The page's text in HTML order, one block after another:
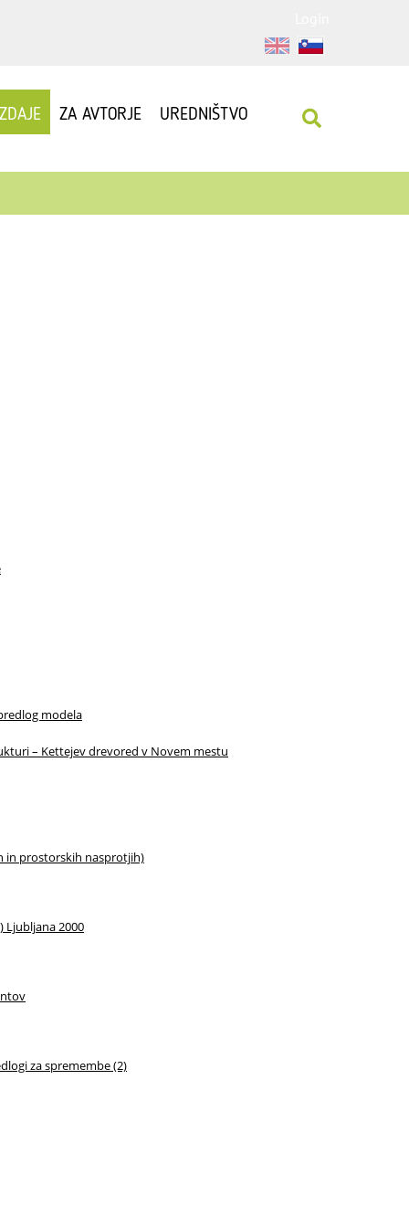
ZA AVTORJE UREDNIŠTVO
modela
– Kettejev drevored v Novem mestu
in prostorskih nasprotjih)
Ljubljana 2000
za spremembe (2)